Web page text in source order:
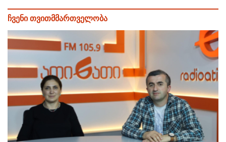
ჩვენი თვითმმართველობა